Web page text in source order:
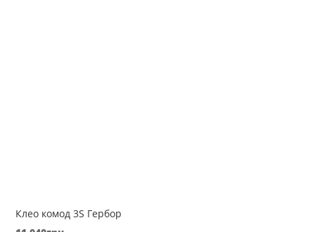
Клео комод 3S Гербор